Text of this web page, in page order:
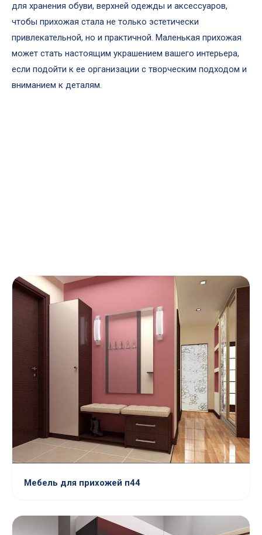
для хранения обуви, верхней одежды и аксессуаров,
чтобы прихожая стала не только эстетически
привлекательной, но и практичной. Маленькая прихожая
может стать настоящим украшением вашего интерьера,
если подойти к ее организации с творческим подходом и
вниманием к деталям.
Мебель для прихожей п44